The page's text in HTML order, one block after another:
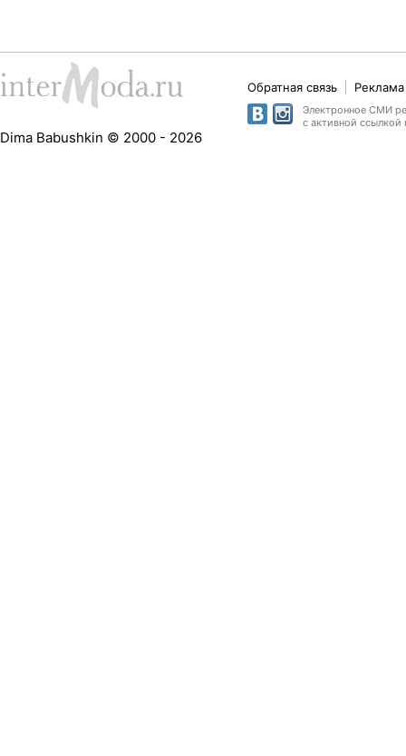
Dima Babushkin © 2000 - 2026
Обратная связь
Электронное СМИ
с активной ссылкой